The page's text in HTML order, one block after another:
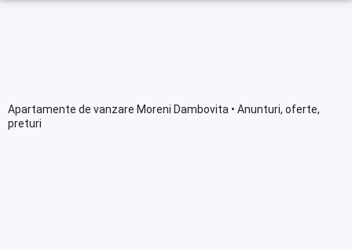
Apartamente de vanzare Moreni Dambovita • Anunturi, oferte,
preturi